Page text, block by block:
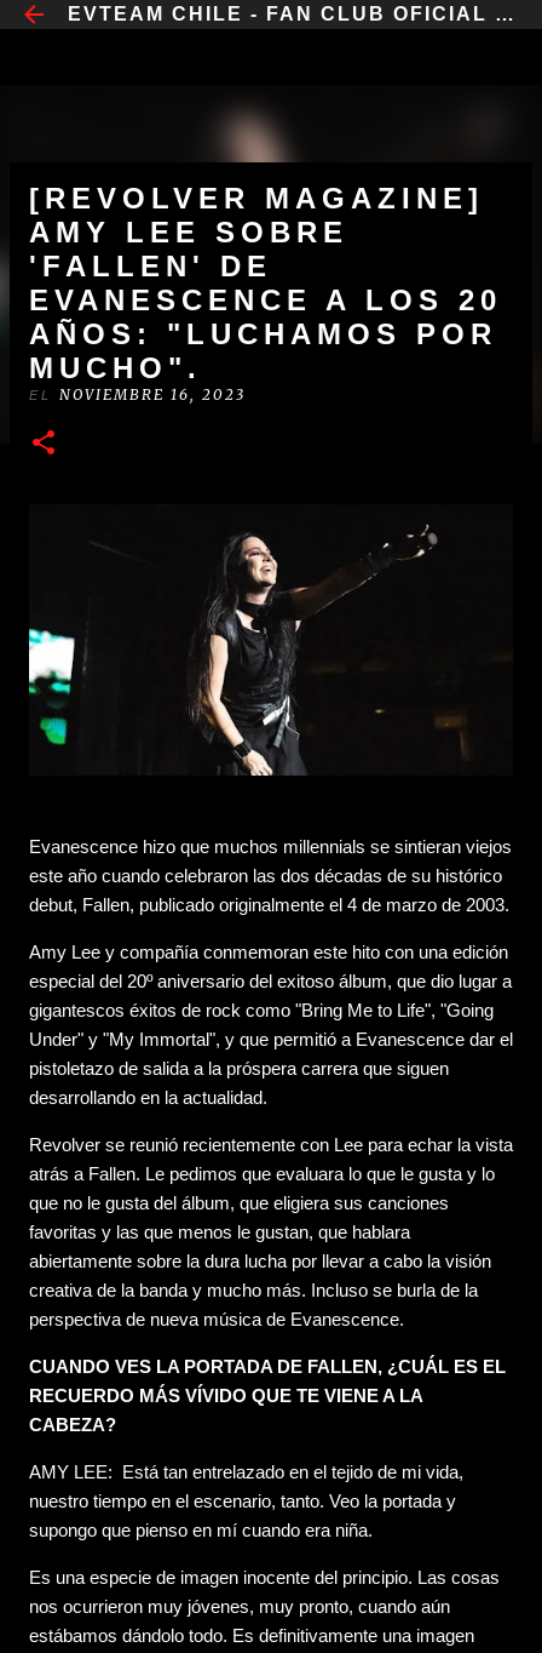
IR AL CONTENIDO PRINCIPAL
​EVTEAM CHILE - FAN CLUB OFICIAL CHILE
[REVOLVER MAGAZINE]
AMY LEE SOBRE
'FALLEN' DE
EVANESCENCE A LOS 20
AÑOS: "LUCHAMOS POR
MUCHO".
EL NOVIEMBRE 16, 2023
Evanescence hizo que muchos millennials se sintieran viejos
este año cuando celebraron las dos décadas de su histórico
debut, Fallen, publicado originalmente el 4 de marzo de 2003.
Amy Lee y compañía conmemoran este hito con una edición
especial del 20º aniversario del exitoso álbum, que dio lugar a
gigantescos éxitos de rock como "Bring Me to Life", "Going
Under" y "My Immortal", y que permitió a Evanescence dar el
pistoletazo de salida a la próspera carrera que siguen
desarrollando en la actualidad.
Revolver se reunió recientemente con Lee para echar la vista
atrás a Fallen. Le pedimos que evaluara lo que le gusta y lo
que no le gusta del álbum, que eligiera sus canciones
favoritas y las que menos le gustan, que hablara
abiertamente sobre la dura lucha por llevar a cabo la visión
creativa de la banda y mucho más. Incluso se burla de la
perspectiva de nueva música de Evanescence.
CUANDO VES LA PORTADA DE FALLEN, ¿CUÁL ES EL
RECUERDO MÁS VÍVIDO QUE TE VIENE A LA
CABEZA?
AMY LEE: Está tan entrelazado en el tejido de mi vida,
nuestro tiempo en el escenario, tanto. Veo la portada y
supongo que pienso en mí cuando era niña.
Es una especie de imagen inocente del principio. Las cosas
nos ocurrieron muy jóvenes, muy pronto, cuando aún
estábamos dándolo todo. Es definitivamente una imagen